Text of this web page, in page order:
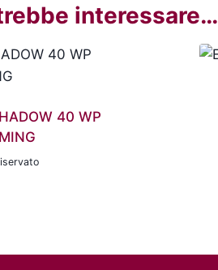
interessare…
40 WP